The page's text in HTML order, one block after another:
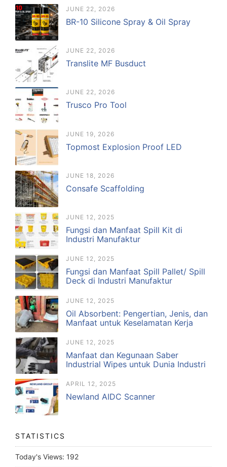
JUNE 22, 2026
BR-10 Silicone Spray & Oil Spray
JUNE 22, 2026
Translite MF Busduct
JUNE 22, 2026
Trusco Pro Tool
JUNE 19, 2026
Topmost Explosion Proof LED
JUNE 18, 2026
Consafe Scaffolding
JUNE 12, 2025
Fungsi dan Manfaat Spill Kit di
Industri Manufaktur
JUNE 12, 2025
Fungsi dan Manfaat Spill Pallet/ Spill
Deck di Industri Manufaktur
JUNE 12, 2025
Oil Absorbent: Pengertian, Jenis, dan
Manfaat untuk Keselamatan Kerja
JUNE 12, 2025
Manfaat dan Kegunaan Saber
Industrial Wipes untuk Dunia Industri
APRIL 12, 2025
Newland AIDC Scanner
STATISTICS
Today's Views: 192